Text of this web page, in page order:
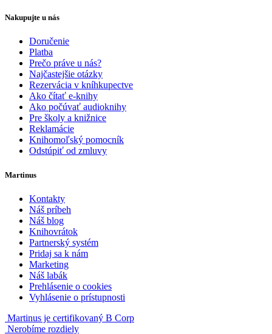
Nakupujte u nás
Doručenie
Platba
Prečo práve u nás?
Najčastejšie otázky
Rezervácia v kníhkupectve
Ako čítať e-knihy
Ako počúvať audioknihy
Pre školy a knižnice
Reklamácie
Knihomoľský pomocník
Odstúpiť od zmluvy
Martinus
Kontakty
Náš príbeh
Náš blog
Knihovrátok
Partnerský systém
Pridaj sa k nám
Marketing
Náš labák
Prehlásenie o cookies
Vyhlásenie o prístupnosti
Martinus je certifikovaný B Corp
Nerobíme rozdiely